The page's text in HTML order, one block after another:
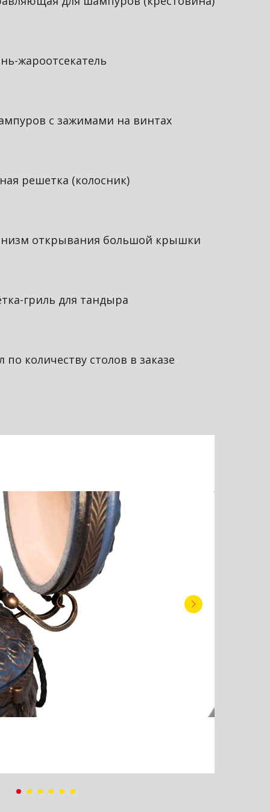
жароотсекатель
с зажимами на винтах
решетка (колосник)
открывания большой крышки
гриль для тандыра
по количеству столов в заказе